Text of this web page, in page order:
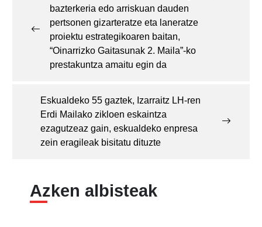
bazterkeria edo arriskuan dauden
pertsonen gizarteratze eta laneratze
proiektu estrategikoaren baitan,
“Oinarrizko Gaitasunak 2. Maila”-ko
prestakuntza amaitu egin da
Eskualdeko 55 gaztek, Izarraitz LH-ren
Erdi Mailako zikloen eskaintza
ezagutzeaz gain, eskualdeko enpresa
zein eragileak bisitatu dituzte
Azken albisteak